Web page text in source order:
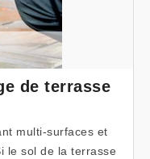
de terrasse
multi-surfaces et
le sol de la terrasse